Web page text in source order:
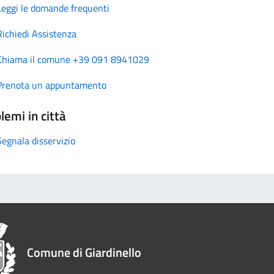
le domande frequenti
Assistenza
il comune +39 091 8941029
un appuntamento
in città
disservizio
Comune di Giardinello